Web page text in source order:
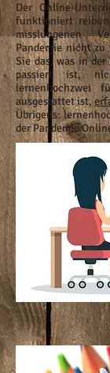
Der Online-
funktioniert
misslungenen
Pandemie nicht zu
Sie das, was in
passiert ist,
lernenhochzwei
ausgestattet ist,
Übrigens:
der Pandemie